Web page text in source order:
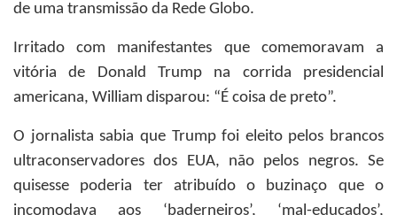
de uma transmissão da Rede Globo.
Irritado com manifestantes que comemoravam a
vitória de Donald Trump na corrida presidencial
americana, William disparou: “É coisa de preto”.
O jornalista sabia que Trump foi eleito pelos brancos
ultraconservadores dos EUA, não pelos negros. Se
quisesse poderia ter atribuído o buzinaço que o
incomodava aos ‘baderneiros’, ‘mal-educados’,